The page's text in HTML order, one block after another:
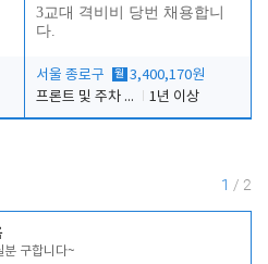
3교대 격비비 당번 채용합니
다.
서울 종로구 월 3,400,170원
프론트 및 주차 객실관리
1년 이상
1 / 2
분 구합니다~